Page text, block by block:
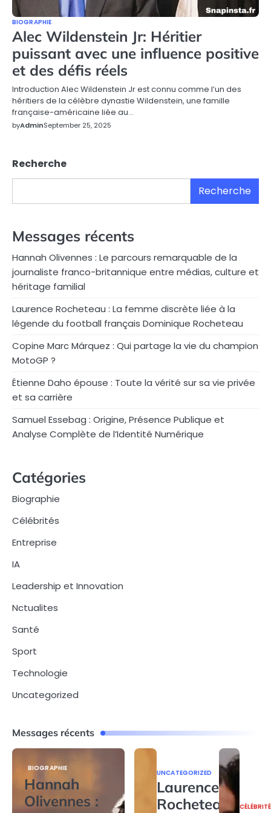
BIOGRAPHIE
Alec Wildenstein Jr: Héritier
puissant avec une influence positive
et des défis réels
Introduction Alec Wildenstein Jr est connu comme l’un des
héritiers de la célèbre dynastie Wildenstein, une famille
française-américaine liée au…
byAdminSeptember 25, 2025
Recherche
Recherche
Messages récents
Hannah Olivennes : Le parcours remarquable de la
journaliste franco-britannique entre médias, culture et
héritage familial
Laurence Rocheteau : La femme discrète liée à la
légende du football français Dominique Rocheteau
Copine Marc Márquez : Qui partage la vie du champion
MotoGP ?
Étienne Daho épouse : Toute la vérité sur sa vie privée
et sa carrière
Samuel Essebag : Origine, Présence Publique et
Analyse Complète de l’Identité Numérique
Catégories
Biographie
Célébrités
Entreprise
IA
Leadership et Innovation
Nctualites
Santé
Sport
Technologie
Uncategorized
Messages récents
BIOGRAPHIE
Hannah
Olivennes :
UNCATEGORIZED
Laurence
Rocheteau